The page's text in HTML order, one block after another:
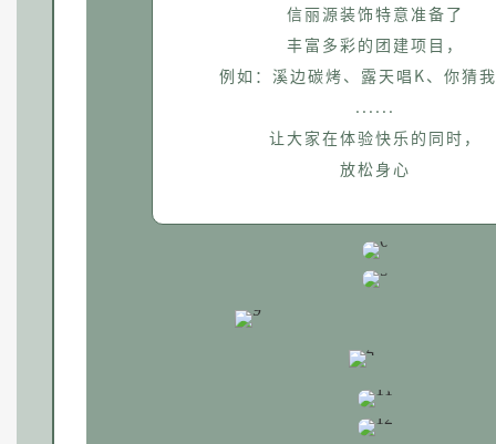
信丽源装饰特意准备了
丰富多彩的团建项目，
例如：溪边碳烤、露天唱K、你猜
......
让大家在体验快乐的同时，
放松身心